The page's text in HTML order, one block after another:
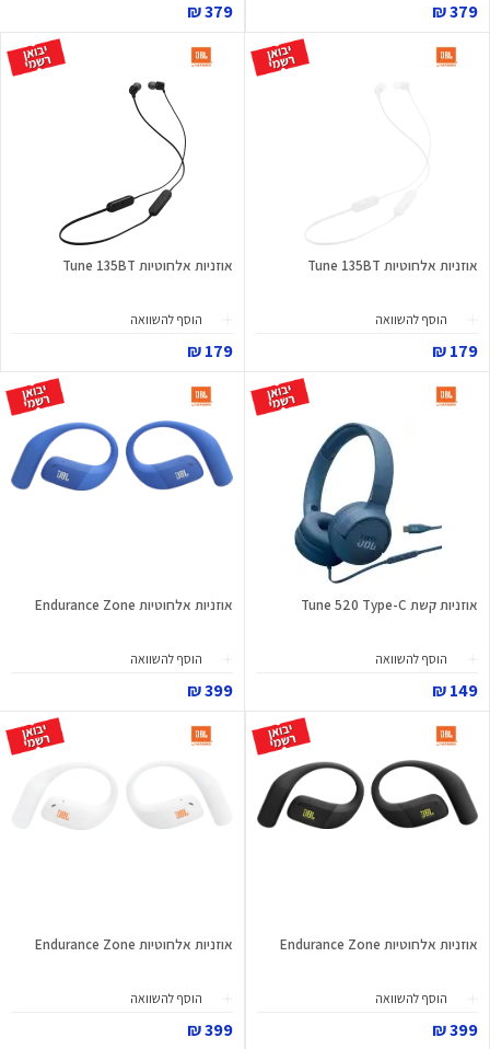
379 ₪
379 ₪
אוזניות אלחוטיות Tune 135BT
הוסף להשוואה
179 ₪
אוזניות אלחוטיות Tune 135BT
הוסף להשוואה
179 ₪
אוזניות קשת Tune 520 Type-C
הוסף להשוואה
149 ₪
אוזניות אלחוטיות Endurance Zone
הוסף להשוואה
399 ₪
אוזניות אלחוטיות Endurance Zone
הוסף להשוואה
399 ₪
אוזניות אלחוטיות Endurance Zone
הוסף להשוואה
399 ₪